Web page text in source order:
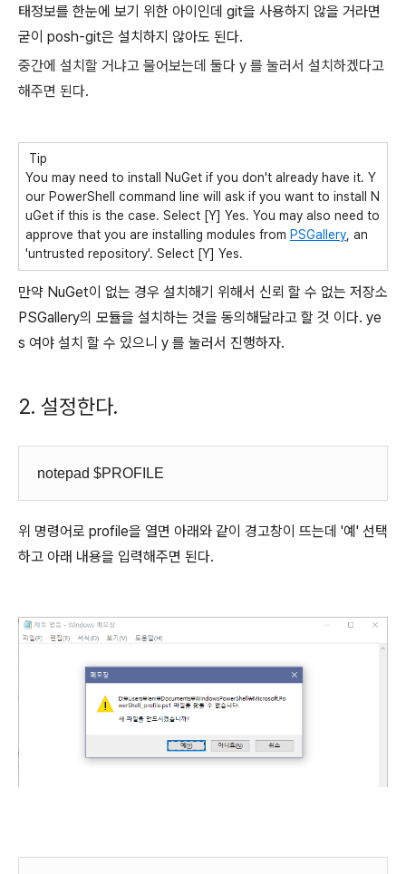
태정보를 한눈에 보기 위한 아이인데 git을 사용하지 않을 거라면
굳이 posh-git은 설치하지 않아도 된다.
중간에 설치할 거냐고 물어보는데 둘다 y 를 눌러서 설치하겠다고
해주면 된다.
Tip
You may need to install NuGet if you don't already have it. Y
our PowerShell command line will ask if you want to install N
uGet if this is the case. Select [Y] Yes. You may also need to
approve that you are installing modules from PSGallery , an
'untrusted repository'. Select [Y] Yes.
만약 NuGet이 없는 경우 설치해기 위해서 신뢰 할 수 없는 저장소
PSGallery의 모듈을 설치하는 것을 동의해달라고 할 것 이다. ye
s 여야 설치 할 수 있으니 y 를 눌러서 진행하자.
2. 설정한다.
notepad $PROFILE
위 명령어로 profile을 열면 아래와 같이 경고창이 뜨는데 '예' 선택
하고 아래 내용을 입력해주면 된다.